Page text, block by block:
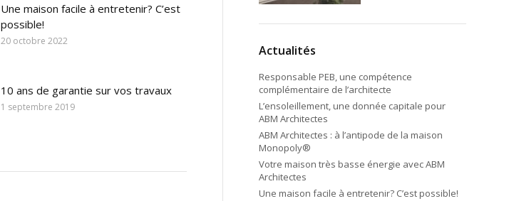
Une maison facile à entretenir? C’est
possible!
20 octobre 2022
10 ans de garantie sur vos travaux
1 septembre 2019
Actualités
Responsable PEB, une compétence
complémentaire de l’architecte
L’ensoleillement, une donnée capitale pour
ABM Architectes
ABM Architectes : à l’antipode de la maison
Monopoly®
Votre maison très basse énergie avec ABM
Architectes
Une maison facile à entretenir? C’est possible!